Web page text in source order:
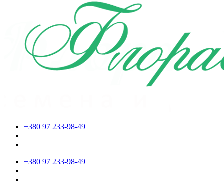
+380 97 233-98-49
+380 97 233-98-49